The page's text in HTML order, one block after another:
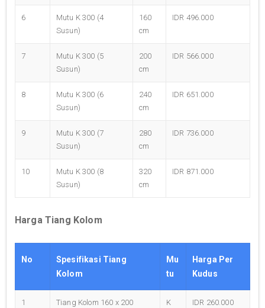
6
Mutu K 300 (4
Susun)
160
cm
IDR 496.000
7
Mutu K 300 (5
Susun)
200
cm
IDR 566.000
8
Mutu K 300 (6
Susun)
240
cm
IDR 651.000
9
Mutu K 300 (7
Susun)
280
cm
IDR 736.000
10
Mutu K 300 (8
Susun)
320
cm
IDR 871.000
Harga Tiang Kolom
No
Spesifikasi Tiang
Kolom
Mu
tu
Harga Per
Kudus
1
Tiang Kolom 160 x 200
K
IDR 260.000